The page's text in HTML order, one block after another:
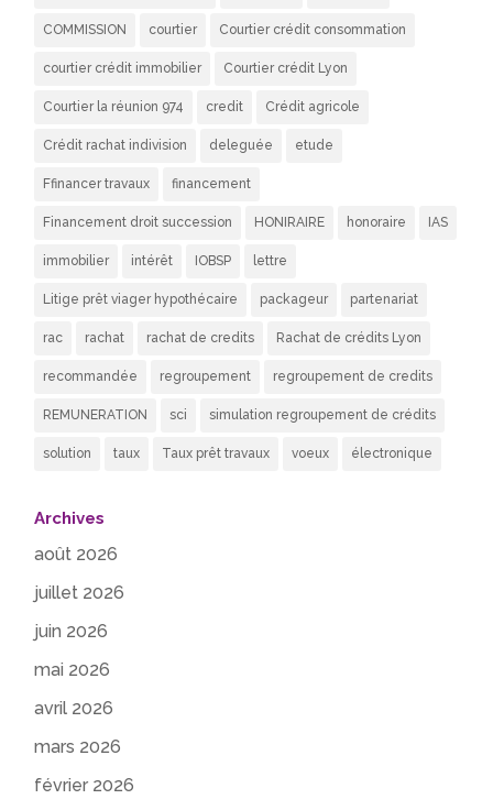
COMMISSION courtier Courtier crédit consommation
courtier crédit immobilier Courtier crédit Lyon
Courtier la réunion 974 credit Crédit agricole
Crédit rachat indivision deleguée etude
Ffinancer travaux financement
Financement droit succession HONIRAIRE honoraire IAS
immobilier intérêt IOBSP lettre
Litige prêt viager hypothécaire packageur partenariat
rac rachat rachat de credits Rachat de crédits Lyon
recommandée regroupement regroupement de credits
REMUNERATION sci simulation regroupement de crédits
solution taux Taux prêt travaux voeux électronique
Archives
août 2026
juillet 2026
juin 2026
mai 2026
avril 2026
mars 2026
février 2026